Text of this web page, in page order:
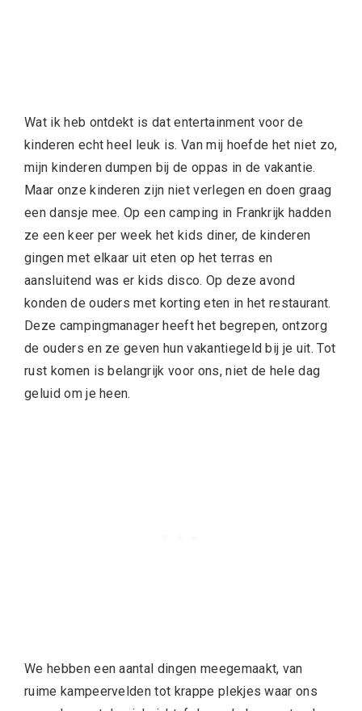
Wat ik heb ontdekt is dat entertainment voor de
kinderen echt heel leuk is. Van mij hoefde het niet zo,
mijn kinderen dumpen bij de oppas in de vakantie.
Maar onze kinderen zijn niet verlegen en doen graag
een dansje mee. Op een camping in Frankrijk hadden
ze een keer per week het kids diner, de kinderen
gingen met elkaar uit eten op het terras en
aansluitend was er kids disco. Op deze avond
konden de ouders met korting eten in het restaurant.
Deze campingmanager heeft het begrepen, ontzorg
de ouders en ze geven hun vakantiegeld bij je uit. Tot
rust komen is belangrijk voor ons, niet de hele dag
geluid om je heen.
We hebben een aantal dingen meegemaakt, van
ruime kampeervelden tot krappe plekjes waar ons